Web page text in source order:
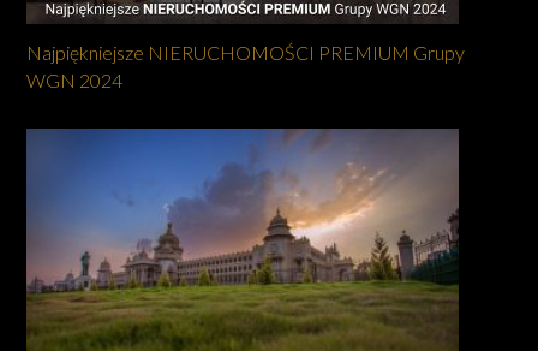
Najpiękniejsze NIERUCHOMOŚCI PREMIUM Grupy
WGN 2024